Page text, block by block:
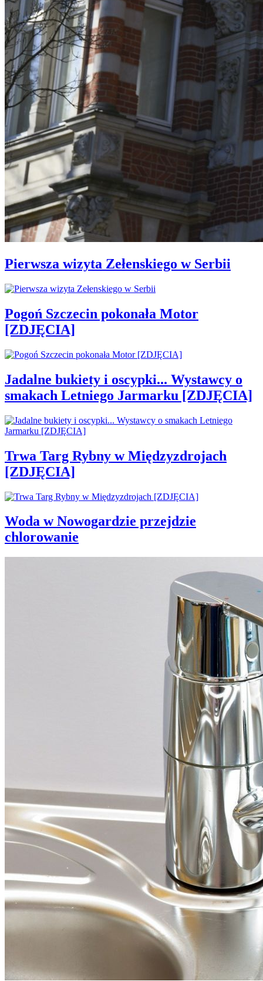
Pierwsza wizyta Zełenskiego w Serbii
Pogoń Szczecin pokonała Motor
[ZDJĘCIA]
Jadalne bukiety i oscypki... Wystawcy o
smakach Letniego Jarmarku [ZDJĘCIA]
Trwa Targ Rybny w Międzyzdrojach
[ZDJĘCIA]
Woda w Nowogardzie przejdzie
chlorowanie